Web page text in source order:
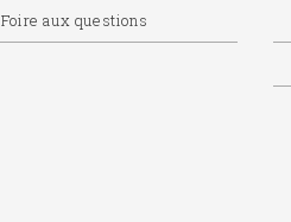
Foire aux questions